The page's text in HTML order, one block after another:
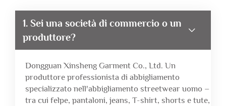
1. Sei una società di commercio o un
produttore?
Dongguan Xinsheng Garment Co., Ltd. Un
produttore professionista di abbigliamento
specializzato nell'abbigliamento streetwear uomo –
tra cui felpe, pantaloni, jeans, T-shirt, shorts e tute,